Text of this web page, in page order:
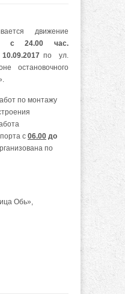
движение
с 24.00 час.
по ул.
остановочного
по монтажу
с 06.00 до
по
Обь»,